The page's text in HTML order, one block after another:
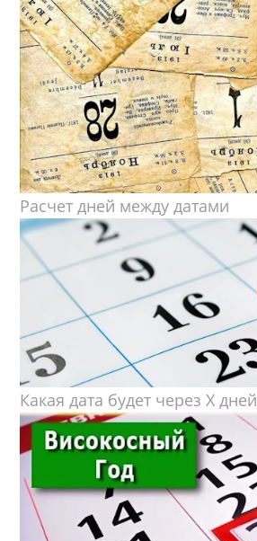
Расчет дней между датами
Какая дата будет через X дней